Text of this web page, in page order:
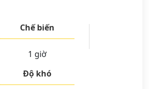
Chế biến
1 giờ
Độ khó